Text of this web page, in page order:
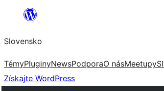
Prejsť
obsah
Slovensko
TémyPluginyNewsPodporaO násMeetupy
Získajte WordPress